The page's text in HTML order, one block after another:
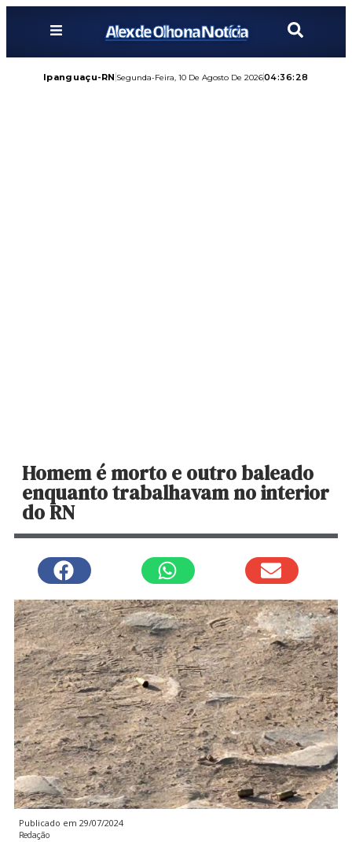
Alex de Olho na Notícia
Ipanguaçu-RN Segunda-Feira, 10 De Agosto De 202604:36:29
Homem é morto e outro baleado
enquanto trabalhavam no interior
do RN
Publicado em 29/07/2024
Redação